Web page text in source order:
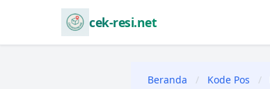
cek-resi.net
Beranda / Kode Pos /